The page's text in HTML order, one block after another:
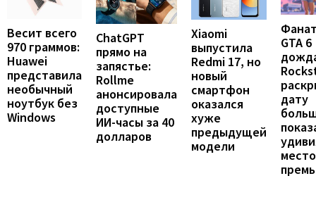
Весит всего
970 граммов:
Huawei
представила
необычный
ноутбук без
Windows
ChatGPT
прямо на
запястье:
Rollme
анонсировала
доступные
ИИ-часы за 40
долларов
Xiaomi
выпустила
Redmi 17, но
новый
смартфон
оказался
хуже
предыдущей
модели
GTA 6
дату